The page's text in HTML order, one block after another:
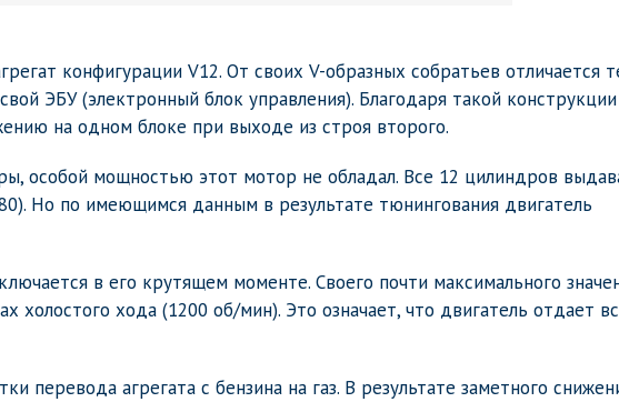
конфигурации V12. От своих V-образных собратьев отличается
ЭБУ (электронный блок управления). Благодаря такой конструкции
на одном блоке при выходе из строя второго.
особой мощностью этот мотор не обладал. Все 12 цилиндров
Но по имеющимся данным в результате тюнингования двигатель
в его крутящем моменте. Своего почти максимального
холостого хода (1200 об/мин). Это означает, что двигатель отдает
перевода агрегата с бензина на газ. В результате заметного